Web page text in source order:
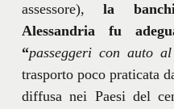
assessore),la
Alessandria fu
“passeggeri con auto
trasporto poco praticata
diffusa nei Paesi del